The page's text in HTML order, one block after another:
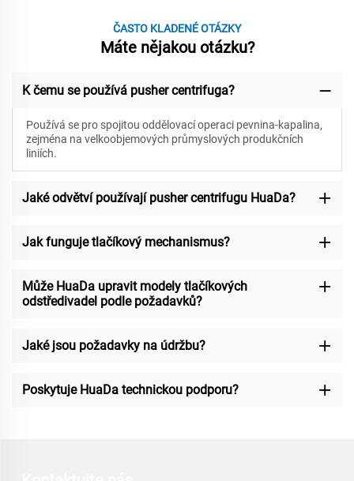
ČASTO KLADENÉ OTÁZKY
Máte nějakou otázku?
K čemu se používá pusher centrifuga?
Používá se pro spojitou oddělovací operaci pevnina-kapalina,
zejména na velkoobjemových průmyslových produkčních
liniích.
Jaké odvětví používají pusher centrifugu HuaDa?
Jak funguje tlačíkový mechanismus?
Může HuaDa upravit modely tlačíkových
odstředivadel podle požadavků?
Jaké jsou požadavky na údržbu?
Poskytuje HuaDa technickou podporu?